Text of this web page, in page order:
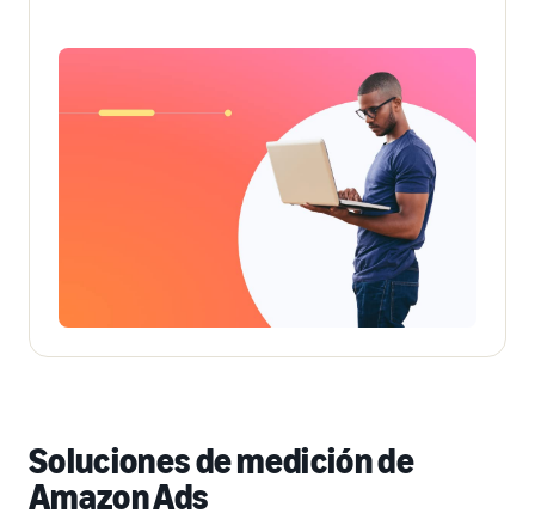
Soluciones de medición de
Amazon Ads